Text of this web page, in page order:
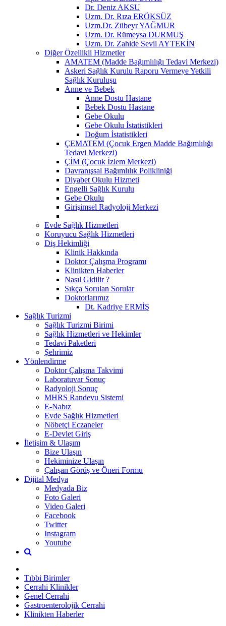
Dr. Deniz AKSU
Uzm. Dr. Rıza ERÖKSÜZ
Uzm.Dr. Zübeyr YAĞMUR
Uzm. Dr. Rümeysa DURMUŞ
Uzm. Dr. Zahide Sevil AYTEKİN
Diğer Özellikli Hizmetler
AMATEM (Madde Bağımlılığı Tedavi Merkezi)
Askeri Sağlık Kurulu Raporu Vermeye Yetkili
Sağlık Kuruluşu
Anne ve Bebek
Anne Dostu Hastane
Bebek Dostu Hastane
Gebe Okulu
Gebe Okulu İstatistikleri
Doğum İstatistikleri
ÇEMATEM (Çocuk Ergen Madde Bağımlılığı
Tedavi Merkezi)
ÇİM (Çocuk İzlem Merkezi)
Davranışsal Bağımlılık Polikliniği
Diyabet Okulu Hizmeti
Engelli Sağlık Kurulu
Gebe Okulu
Girişimsel Radyoloji Merkezi
Evde Sağlık Hizmetleri
Koruyucu Sağlık Hizmetleri
Diş Hekimliği
Klinik Hakkında
Doktor Çalışma Programı
Klinikten Haberler
Nasıl Gidilir ?
Sıkça Sorulan Sorular
Doktorlarımız
Dt. Kadriye ERMİŞ
Sağlık Turizmi
Sağlık Turizmi Birimi
Sağlık Hizmetleri ve Hekimler
Tedavi Paketleri
Şehrimiz
Yönlendirme
Doktor Çalışma Takvimi
Laboratuvar Sonuç
Radyoloji Sonuç
MHRS Randevu Sistemi
E-Nabız
Evde Sağlık Hizmetleri
Nöbetçi Eczaneler
E-Devlet Giriş
İletişim & Ulaşım
Bize Ulaşın
Hekiminize Ulaşın
Çalışan Görüş ve Öneri Formu
Dijital Medya
Medyada Biz
Foto Galeri
Video Galeri
Facebook
Twitter
Instagram
Youtube
Tıbbi Birimler
Cerrahi Klinikler
Genel Cerrahi
Gastroenterolojik Cerrahi
Klinikten Haberler